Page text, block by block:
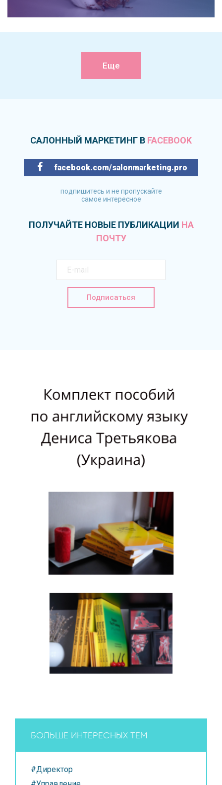
Еще
САЛОННЫЙ МАРКЕТИНГ В FACEBOOK
facebook.com/salonmarketing.pro
подпишитесь и не пропускайте
самое интересное
ПОЛУЧАЙТЕ НОВЫЕ ПУБЛИКАЦИИ НА
ПОЧТУ
Подписаться
БОЛЬШЕ ИНТЕРЕСНЫХ ТЕМ
#Директор